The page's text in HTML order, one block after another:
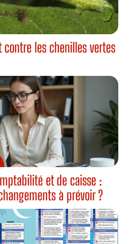
contre les chenilles vertes
et de caisse :
à prévoir ?